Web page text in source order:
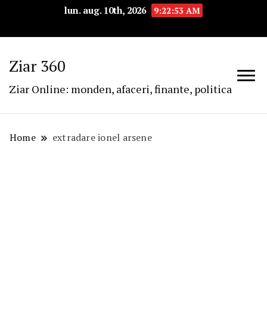
lun. aug. 10th, 2026 9:22:53 AM
Ziar 360
Ziar Online: monden, afaceri, finante, politica
Home extradare ionel arsene